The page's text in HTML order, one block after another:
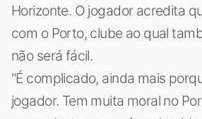
Horizonte. O jogador acredita
com o Porto, clube ao qual
não será fácil.
"É complicado, ainda mais
jogador. Tem muita moral no